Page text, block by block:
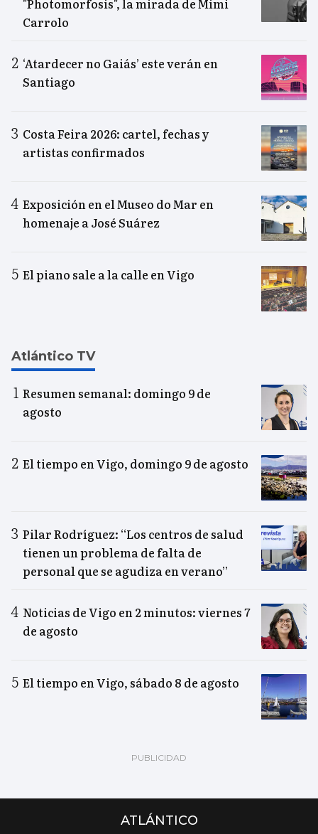
"Photomorfosis", la mirada de Mimi
Carrolo
‘Atardecer no Gaiás’ este verán en
Santiago
Costa Feira 2026: cartel, fechas y
artistas confirmados
Exposición en el Museo do Mar en
homenaje a José Suárez
El piano sale a la calle en Vigo
Atlántico TV
Resumen semanal: domingo 9 de
agosto
El tiempo en Vigo, domingo 9 de agosto
Pilar Rodríguez: “Los centros de salud
tienen un problema de falta de
personal que se agudiza en verano”
Noticias de Vigo en 2 minutos: viernes 7
de agosto
El tiempo en Vigo, sábado 8 de agosto
ATLÁNTICO